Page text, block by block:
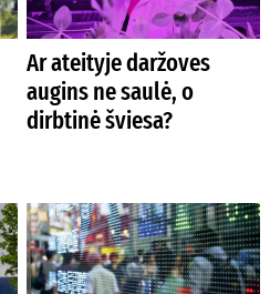
Ar ateityje daržoves
augins ne saulė, o
dirbtinė šviesa?